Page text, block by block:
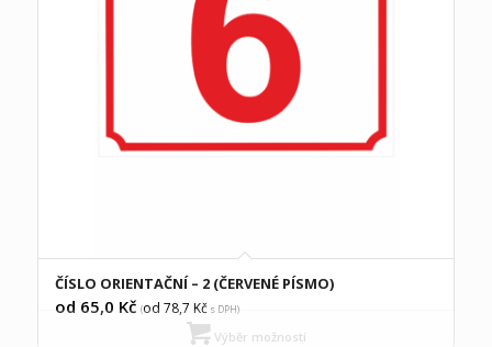
ČÍSLO ORIENTAČNÍ – 2 (ČERVENÉ PÍSMO)
od 65,0 Kč (od 78,7 Kčs DPH)
Výběr možností